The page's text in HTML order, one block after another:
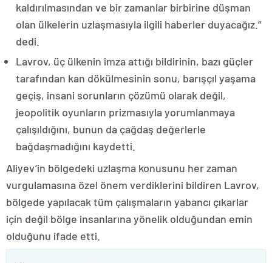
kaldırılmasından ve bir zamanlar birbirine düşman
olan ülkelerin uzlaşmasıyla ilgili haberler duyacağız.”
dedi.
Lavrov, üç ülkenin imza attığı bildirinin, bazı güçler
tarafından kan dökülmesinin sonu, barışçıl yaşama
geçiş, insani sorunların çözümü olarak değil,
jeopolitik oyunların prizmasıyla yorumlanmaya
çalışıldığını, bunun da çağdaş değerlerle
bağdaşmadığını kaydetti.
Aliyev’in bölgedeki uzlaşma konusunu her zaman
vurgulamasına özel önem verdiklerini bildiren Lavrov,
bölgede yapılacak tüm çalışmaların yabancı çıkarlar
için değil bölge insanlarına yönelik olduğundan emin
olduğunu ifade etti.